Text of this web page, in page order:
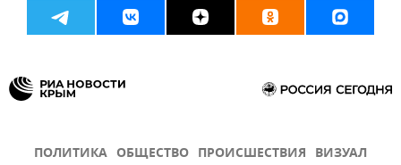
ПОЛИТИКА ОБЩЕСТВО ПРОИСШЕСТВИЯ ВИЗУАЛ